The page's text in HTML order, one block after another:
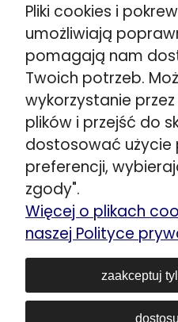
Warszawa ul.
☎️
+48
Wskazówki
Stojadła ul.
obok Mińsk
☎️+48
Wskazówki
Kozerki ul. Generała
obok
☎️+48
Wskazówki
Siedlce ul.
☎️+48
Pliki cookies i
umożliwiają
pomagają nam
Twoich potrzeb.
wykorzystanie
plików i przejść do
dostosować użycie
preferencji,
zgody".
Więcej o plikach
naszej Polityce
zaakceptuj